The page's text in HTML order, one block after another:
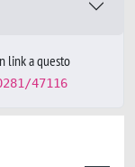
link a questo
47116